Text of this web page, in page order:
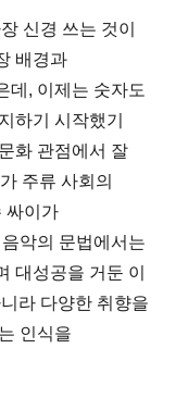
신경 쓰는 것이
배경과
데, 이제는 숫자도
하기 시작했기
화 관점에서 잘
주류 사회의
싸이가
악의 문법에서는
대성공을 거둔 이
라 다양한 취향을
인식을